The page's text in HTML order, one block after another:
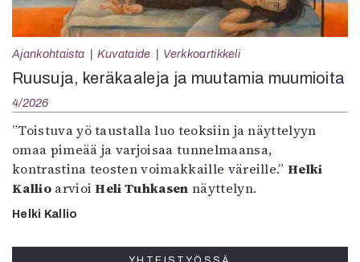
Ajankohtaista Kuvataide Verkkoartikkeli
Ruusuja, keräkaaleja ja muutamia muumioita
4/2026
”Toistuva yö taustalla luo teoksiin ja näyttelyyn
omaa pimeää ja varjoisaa tunnelmaansa,
kontrastina teosten voimakkaille väreille.”Helki
KallioarvioiHeli Tuhkasen näyttelyn.
Helki Kallio